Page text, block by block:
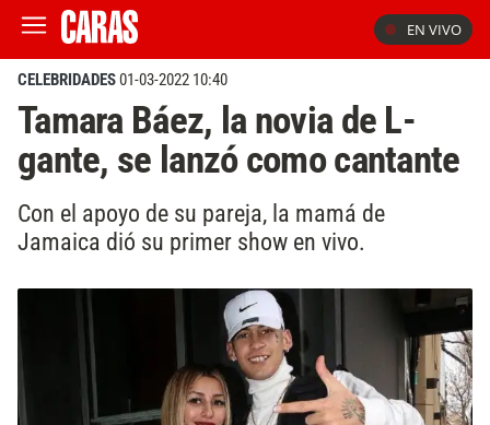
EN VIVO
CELEBRIDADES01-03-2022 10:40
Tamara Báez, la novia de L-
gante, se lanzó como cantante
Con el apoyo de su pareja, la mamá de
Jamaica dió su primer show en vivo.